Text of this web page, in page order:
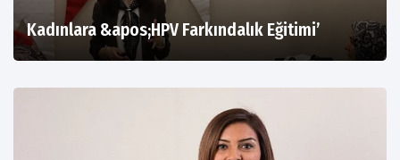
Kadınlara &apos;HPV Farkındalık Eğitimi’